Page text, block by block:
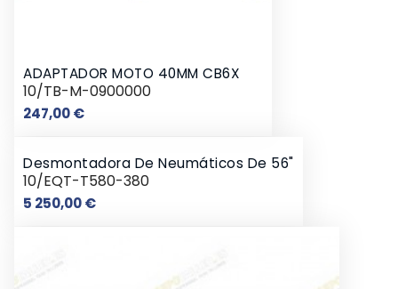
ADAPTADOR MOTO 40MM CB6X
10/TB-M-0900000
247,00 €Prix
Desmontadora De Neumáticos De 56"
10/EQT-T580-380
5 250,00 €Prix